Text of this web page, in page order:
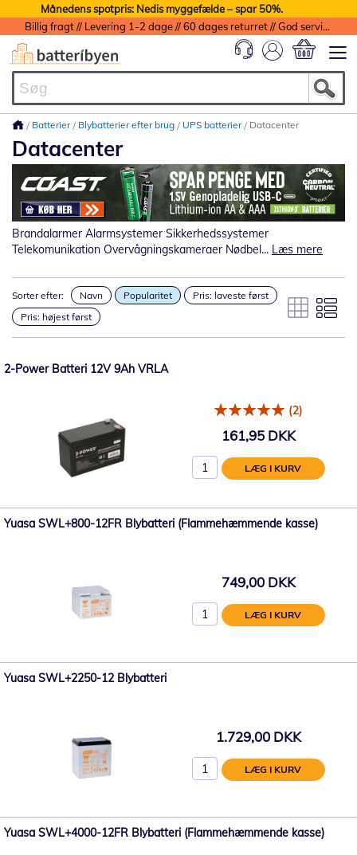
Månedens spotpris: Nedis myggefælde – spar 50%.
Billig fragt // Levering 1-2 dage // 60 dages returret // God service med garanti
Batterier Blybatterier efter brug UPS batterier Datacenter
Datacenter
Brandalarmer Alarmsystemer Sikkerhedssystemer
Telekomunikation Overvågningskameraer Nødbel... Læs mere
Sorter efter: Navn Popularitet
Pris: laveste først
Pris: højest først
2-Power Batteri 12V 9Ah VRLA
(2)
161,95 DKK
LÆG I KURV
Yuasa SWL+800-12FR Blybatteri (Flammehæmmende kasse)
749,00 DKK
LÆG I KURV
Yuasa SWL+2250-12 Blybatteri
1.729,00 DKK
LÆG I KURV
Yuasa SWL+4000-12FR Blybatteri (Flammehæmmende kasse)